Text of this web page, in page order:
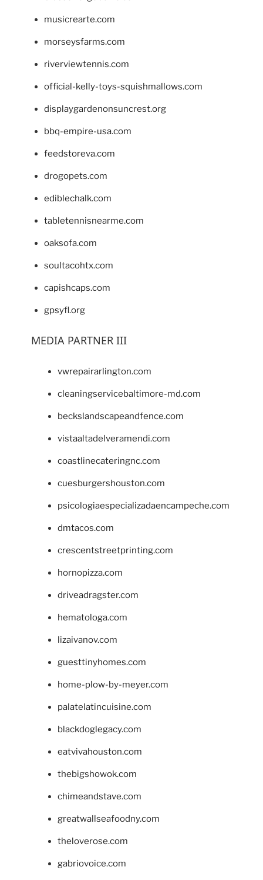
musicrearte.com
morseysfarms.com
riverviewtennis.com
official-kelly-toys-squishmallows.com
displaygardenonsuncrest.org
bbq-empire-usa.com
feedstoreva.com
drogopets.com
ediblechalk.com
tabletennisnearme.com
oaksofa.com
soultacohtx.com
capishcaps.com
gpsyfl.org
MEDIA PARTNER III
vwrepairarlington.com
cleaningservicebaltimore-md.com
beckslandscapeandfence.com
vistaaltadelveramendi.com
coastlinecateringnc.com
cuesburgershouston.com
psicologiaespecializadaencampeche.com
dmtacos.com
crescentstreetprinting.com
hornopizza.com
driveadragster.com
hematologa.com
lizaivanov.com
guesttinyhomes.com
home-plow-by-meyer.com
palatelatincuisine.com
blackdoglegacy.com
eatvivahouston.com
thebigshowok.com
chimeandstave.com
greatwallseafoodny.com
theloverose.com
gabriovoice.com